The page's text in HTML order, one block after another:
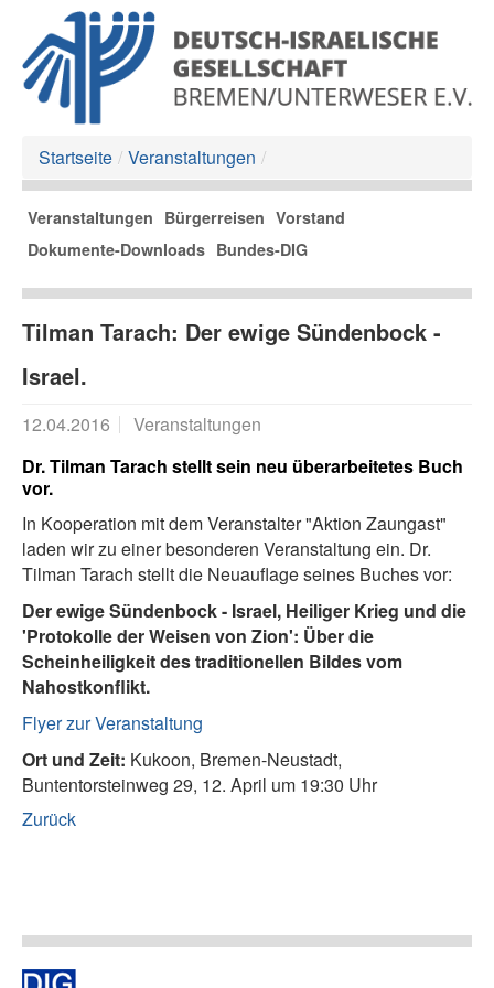
Startseite / Veranstaltungen /
Veranstaltungen Bürgerreisen Vorstand
Dokumente-Downloads Bundes-DIG
Tilman Tarach: Der ewige Sündenbock -
Israel.
12.04.2016
Veranstaltungen
Dr. Tilman Tarach stellt sein neu überarbeitetes Buch
vor.
In Kooperation mit dem Veranstalter "Aktion Zaungast"
laden wir zu einer besonderen Veranstaltung ein. Dr.
Tilman Tarach stellt die Neuauflage seines Buches vor:
Der ewige Sündenbock - Israel, Heiliger Krieg und die
'Protokolle der Weisen von Zion': Über die
Scheinheiligkeit des traditionellen Bildes vom
Nahostkonflikt.
Flyer zur Veranstaltung
Ort und Zeit: Kukoon, Bremen-Neustadt,
Buntentorsteinweg 29, 12. April um 19:30 Uhr
Zurück